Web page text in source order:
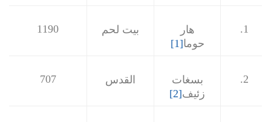
1.
هار
حوما[1]
بيت لحم 1190
2.
بسغات
زئيف[2]
القدس 707